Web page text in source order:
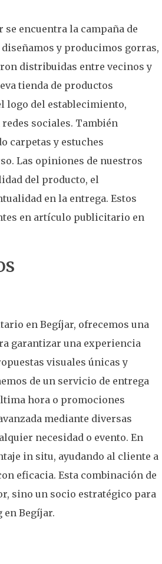
encuentra la campaña de
y producimos gorras,
distribuidas entre vecinos y
tienda de productos
logo del establecimiento,
sociales. También
carpetas y estuches
Las opiniones de nuestros
del producto, el
en la entrega. Estos
en artículo publicitario en
en Begíjar, ofrecemos una
garantizar una experiencia
visuales únicas y
de un servicio de entrega
hora o promociones
mediante diversas
necesidad o evento. En
in situ, ayudando al cliente a
eficacia. Esta combinación de
sino un socio estratégico para
Begíjar.